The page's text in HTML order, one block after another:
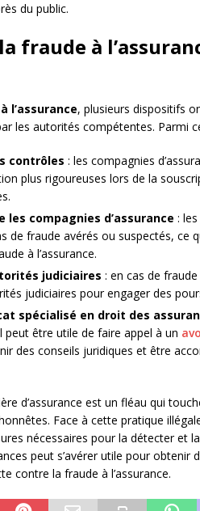
du public.
fraude à
l’assurance, plusieurs dispositifs
les autorités compétentes. Parmi
contrôles : les compagnies
plus rigoureuses lors de la
les compagnies d’assurance :
de fraude avérés ou suspectés, ce
à l’assurance.
judiciaires : en cas de
judiciaires pour engager des
spécialisé en droit des
peut être utile de faire appel à un
des conseils juridiques et être
d’assurance est un fléau qui
Face à cette pratique
nécessaires pour la détecter et
peut s’avérer utile pour obtenir
contre la fraude à l’assurance.